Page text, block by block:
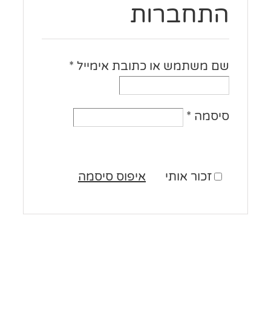
התחברות
שם משתמש או כתובת אימייל*
סיסמה*
זכור אותי איפוס סיסמה